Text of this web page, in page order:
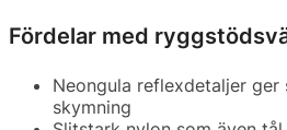
Fördelar med
Neongula reflexdetaljer
skymning